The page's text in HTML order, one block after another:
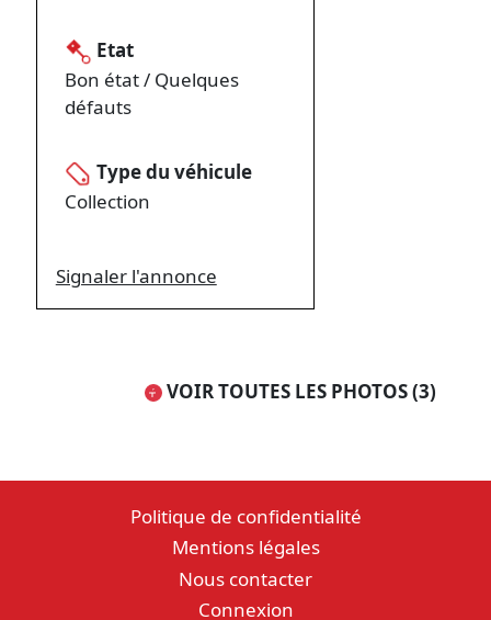
VOIR TOUTES LES PHOTOS (3)
Etat
Bon état / Quelques
défauts
Type du véhicule
Collection
Signaler l'annonce
Politique de confidentialité
Mentions légales
Nous contacter
Connexion